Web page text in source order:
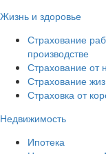
Жизнь и здоровье
Страхование
производстве
Страхование от
Страхование
Страховка от
Недвижимость
Ипотека